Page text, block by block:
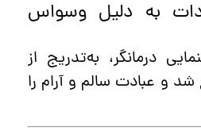
به دلیل وسواس
درمانگر، به‌تدریج از
و عبادت سالم و آرام را